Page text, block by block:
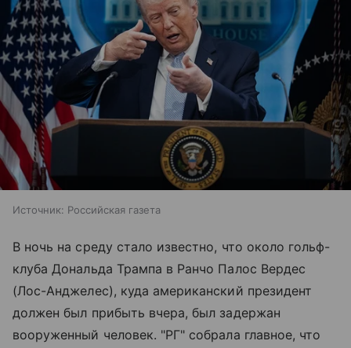
Источник: Российская газета
В ночь на среду стало известно, что около гольф-
клуба Дональда Трампа в Ранчо Палос Вердес
(Лос-Анджелес), куда американский президент
должен был прибыть вчера, был задержан
вооруженный человек. "РГ" собрала главное, что